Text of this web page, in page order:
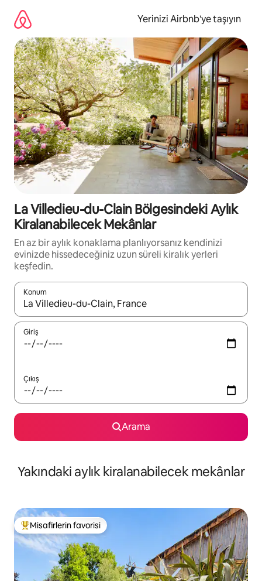
Yerinizi Airbnb'ye taşıyın
La Villedieu-du-Clain Bölgesindeki Aylık
Kiralanabilecek Mekânlar
En az bir aylık konaklama planlıyorsanız kendinizi
evinizde hissedeceğiniz uzun süreli kiralık yerleri
keşfedin.
Konum
Sonuçlar kullanılabilir olduğunda yukarı ve aşağı oklarıyla
Giriş
Çıkış
Arama
Yakındaki aylık kiralanabilecek mekânlar
Misafirlerin favorilerinden en beğenilenler arasında
Misafirlerin favorisi